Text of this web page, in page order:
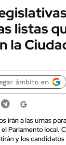
listas
la
ámbito en
irán a las urnas
Parlamento local.
y los